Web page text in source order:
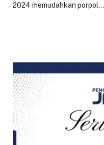
2024 memudahkan porpol…